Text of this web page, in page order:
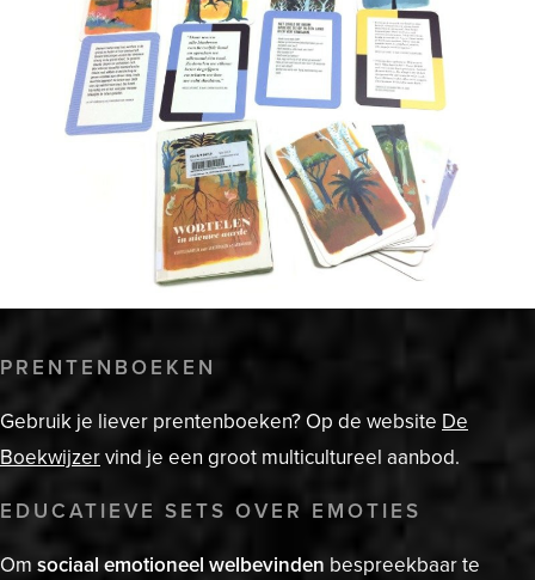
PRENTENBOEKEN
Gebruik je liever prentenboeken? Op de website De
Boekwijzervind je een groot multicultureel aanbod.
EDUCATIEVE SETS OVER EMOTIES
Om sociaal emotioneel welbevinden bespreekbaar te